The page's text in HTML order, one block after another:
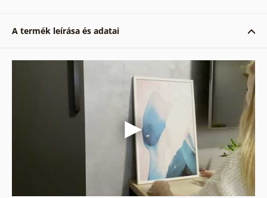
A termék leírása és adatai